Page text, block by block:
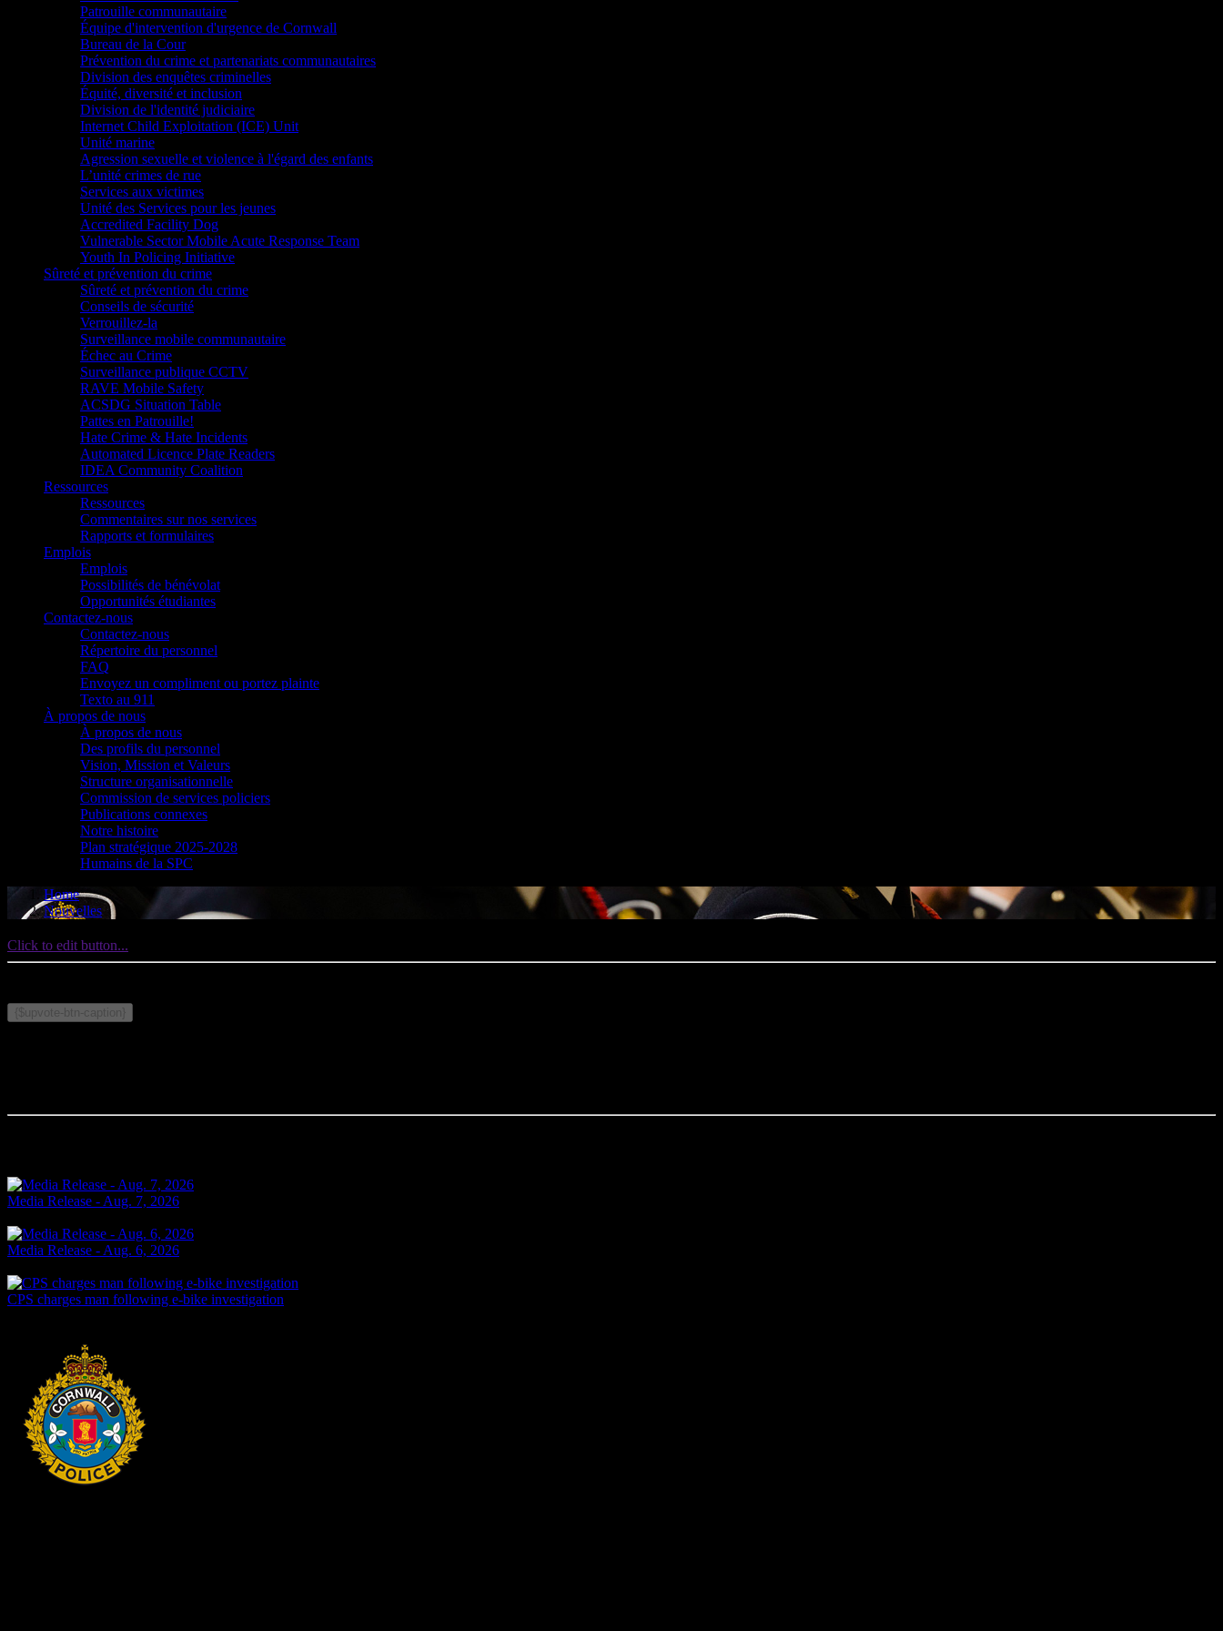
Patrouille communautaire
Équipe d'intervention d'urgence de Cornwall
Bureau de la Cour
Prévention du crime et partenariats communautaires
Division des enquêtes criminelles
Équité, diversité et inclusion
Division de l'identité judiciaire
Internet Child Exploitation (ICE) Unit
Unité marine
Agression sexuelle et violence à l'égard des enfants
L’unité crimes de rue
Services aux victimes
Unité des Services pour les jeunes
Accredited Facility Dog
Vulnerable Sector Mobile Acute Response Team
Youth In Policing Initiative
Sûreté et prévention du crime
Sûreté et prévention du crime
Conseils de sécurité
Verrouillez-la
Surveillance mobile communautaire
Échec au Crime
Surveillance publique CCTV
RAVE Mobile Safety
ACSDG Situation Table
Pattes en Patrouille!
Hate Crime & Hate Incidents
Automated Licence Plate Readers
IDEA Community Coalition
Ressources
Ressources
Commentaires sur nos services
Rapports et formulaires
Emplois
Emplois
Possibilités de bénévolat
Opportunités étudiantes
Contactez-nous
Contactez-nous
Répertoire du personnel
FAQ
Envoyez un compliment ou portez plainte
Texto au 911
À propos de nous
À propos de nous
Des profils du personnel
Vision, Mission et Valeurs
Structure organisationnelle
Commission de services policiers
Publications connexes
Notre histoire
Plan stratégique 2025-2028
Humains de la SPC
Home
Nouvelles
Click to edit button...
{$upvote-btn-caption}
Media Release - Aug. 7, 2026
Media Release - Aug. 6, 2026
CPS charges man following e-bike investigation